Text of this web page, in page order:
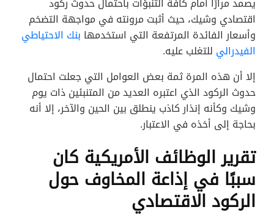
اقتصادي وشيك، حيث أثبت مرونته في مواجهة التضخم
وأسعار الفائدة المرتفعة التي استخدمها بنك الاحتياطي
الفيدرالي للتغلب عليه.
إلا أن هذه المرة ثمة بعض العوامل التي جعلت احتمال
حدوث الركود الذي اعتبره العديد من المتنبئين ذات يوم
وشيك وكأنه إنذار كاذب ينطلق بين الحين والآخر، إلا أنه
بحاجة إلى أخذه في الاعتبار.
تقرير الوظائف الأمريكية كان
سببًا في إذاعة المخاوف حول
الركود الاقتصادي